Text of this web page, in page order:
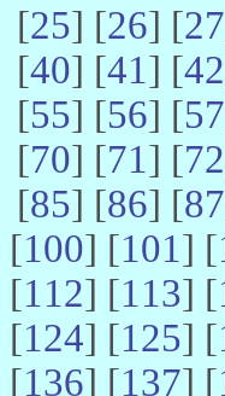
[25] [26] [27
[40] [41] [42
[55] [56] [57
[70] [71] [72
[85] [86] [87
[100] [101] [
[112] [113] [
[124] [125] [
[136] [137] [